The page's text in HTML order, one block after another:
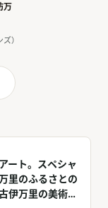
万
）
ート。スペシャ
里のふるさとの
伊万里の美術館